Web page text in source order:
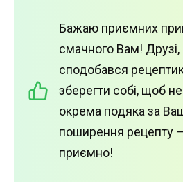
Бажаю приємних
смачного Вам!
сподобався
зберегти собі, щоб не
окрема подяка за
поширення рецепту
приємно!